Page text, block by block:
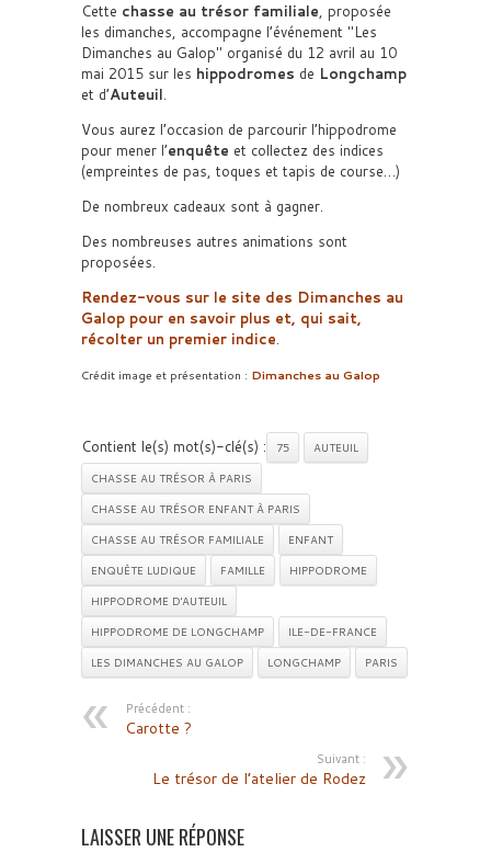
Cette chasse au trésor familiale, proposée
les dimanches, accompagne l’événement
Les
Dimanches au Galop
organisé du 12 avril au 10
mai 2015 sur les hippodromes de Longchamp
et d’Auteuil.
Vous aurez l’occasion de parcourir l’hippodrome
pour mener l’enquête et collectez des indices
(empreintes de pas, toques et tapis de course…)
De nombreux cadeaux sont à gagner.
Des nombreuses autres animations sont
proposées.
Rendez-vous sur le site des Dimanches au
Galop pour en savoir plus et, qui sait,
récolter un premier indice.
Crédit image et présentation : Dimanches au Galop
Contient le(s) mot(s)-clé(s) : 75
AUTEUIL
CHASSE AU TRÉSOR À PARIS
CHASSE AU TRÉSOR ENFANT À PARIS
CHASSE AU TRÉSOR FAMILIALE
ENFANT
ENQUÊTE LUDIQUE
FAMILLE
HIPPODROME
HIPPODROME D'AUTEUIL
HIPPODROME DE LONGCHAMP
ILE-DE-FRANCE
LES DIMANCHES AU GALOP
LONGCHAMP PARIS
Précédent :
Carotte ?
Suivant :
Le trésor de l’atelier de Rodez
LAISSER UNE RÉPONSE